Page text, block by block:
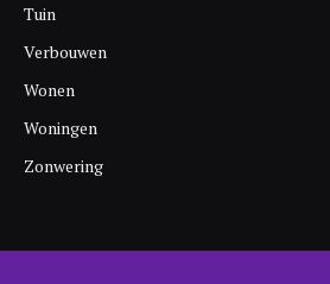
Tuin
Verbouwen
Wonen
Woningen
Zonwering